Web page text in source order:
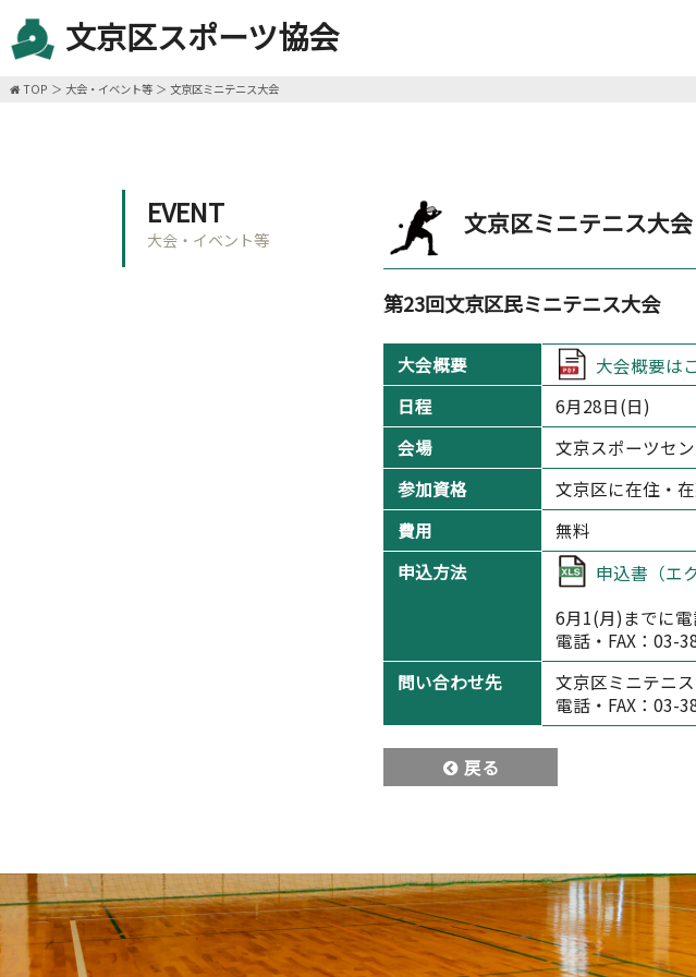
文京区スポーツ協会
TOP 大会・イベント等 文京区ミニテニス大会
EVENT
大会・イベント等
文京区ミニテニス大会
第23回文京区民ミニテニス大会
大会概要
大会概要は
日程
6月28日(日)
会場
文京スポーツセ
参加資格
文京区に在住・
費用
無料
申込方法
申込書（エ
6月1(月)までに
電話・FAX：03-
問い合わせ先
文京区ミニテニ
電話・FAX：03-
戻る